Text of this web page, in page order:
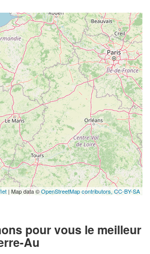
| Map data ©OpenStreetMap contributors, CC-BY-SA
pour vous le meilleur
Au